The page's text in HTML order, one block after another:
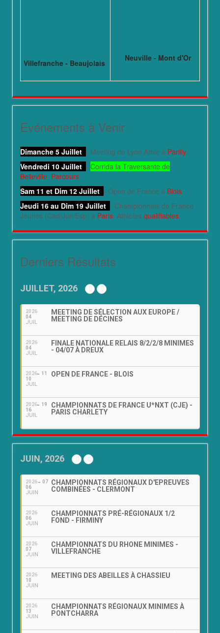
Villefranche - Beaujolais
Neuville - Mont d'Or
Evénements à Venir
Dimanche 5 Juillet - Meeting de Lyon Athlé à Parilly.
Vendredi 10 Juillet - Corrida la Traversante de
Belleville. Parcours.
Sam 11 et Dim 12 Juillet - Open de France à Blois.
Jeudi 16 au Dim 19 Juillet - Championnats de France
Jeunes (Cad/Jun/Esp) à Paris. Athlètes qualifiables.
Derniers Résultats
JUILLET, 2026
2026
04
JUIL
MEETING DE SÉLECTION AUX EUROPE /
MEETING DE DÉCINES
2026
04
JUIL
FINALE NATIONALE RELAIS 8/2/2/8 MINIMES
- 04/07 À DREUX
2026
10
JUIL
11 OPEN DE FRANCE - BLOIS
2026
16
JUIL
19
CHAMPIONNATS DE FRANCE U*NXT (CJE) -
PARIS CHARLETY
JUIN, 2026
2026
06
JUIN
07
CHAMPIONNATS RÉGIONAUX D'EPREUVES
COMBINÉES - CLERMONT
2026
06
JUIN
CHAMPIONNATS PRÉ-RÉGIONAUX 1/2
FOND - FIRMINY
2026
07
JUIN
CHAMPIONNATS DU RHONE MINIMES -
VILLEFRANCHE
2026
10
JUIN
MEETING DES ABEILLES À CHASSIEU
2026
13
JUIN
CHAMPIONNATS RÉGIONAUX MINIMES À
PONTCHARRA